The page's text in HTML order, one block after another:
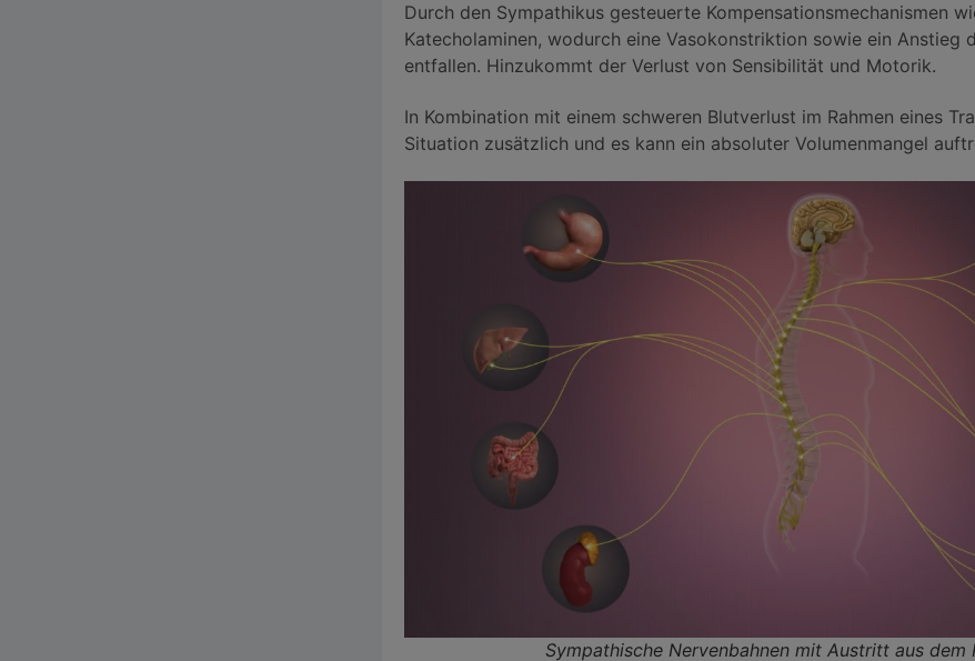
Durch den Sympathikus gesteuerte Kompensationsmechanismen
Katecholaminen, wodurch eine Vasokonstriktion sowie ein Anstieg
entfallen. Hinzukommt der Verlust von Sensibilität und Motorik.
In Kombination mit einem schweren Blutverlust im Rahmen eines
Situation zusätzlich und es kann ein absoluter Volumenmangel
Sympathische Nervenbahnen mit Austritt aus dem